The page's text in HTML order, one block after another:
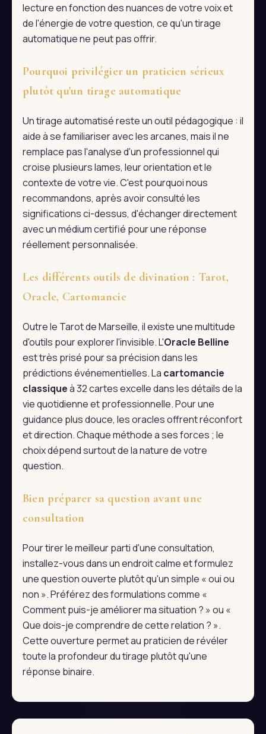
lecture en fonction des nuances de votre voix et
de l'énergie de votre question, ce qu'un tirage
automatique ne peut pas offrir.
Pourquoi privilégier un praticien sérieux
plutôt qu'un tirage automatique
Un tirage automatisé reste un outil pédagogique : il
aide à se familiariser avec les arcanes, mais il ne
remplace pas l'analyse d'un professionnel qui
croise plusieurs lames, leur orientation et le
contexte de votre vie. C'est pourquoi nous
recommandons, après avoir consulté les
significations ci-dessus, d'échanger directement
avec un médium certifié pour une réponse
réellement personnalisée.
Les différents outils de divination : Tarot,
Oracle, Cartomancie
Outre le Tarot de Marseille, il existe une multitude
d'outils pour explorer l'invisible. L'Oracle Belline
est très prisé pour sa précision dans les
prédictions événementielles. La cartomancie
classiqueà 32 cartes excelle dans les détails de la
vie quotidienne et professionnelle. Pour une
guidance plus douce, les oracles offrent réconfort
et direction. Chaque méthode a ses forces ; le
choix dépend surtout de la nature de votre
question.
Bien préparer sa question avant une
consultation
Pour tirer le meilleur parti d'une consultation,
installez-vous dans un endroit calme et formulez
une question ouverte plutôt qu'un simple « oui ou
non ». Préférez des formulations comme «
Comment puis-je améliorer ma situation ? » ou «
Que dois-je comprendre de cette relation ? ».
Cette ouverture permet au praticien de révéler
toute la profondeur du tirage plutôt qu'une
réponse binaire.